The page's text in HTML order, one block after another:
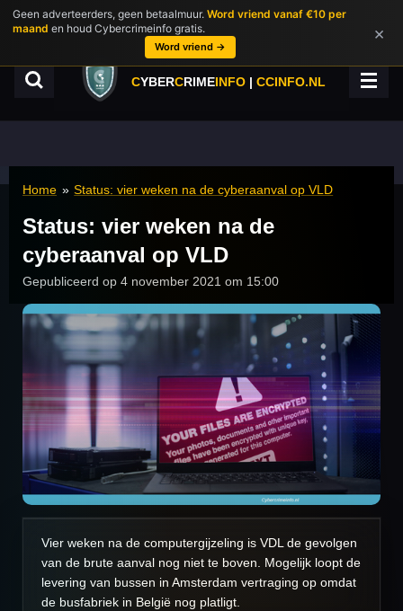
Geen adverteerders, geen betaalmuur. Word vriend vanaf €10 per
maand en houd Cybercrimeinfo gratis.
Word vriend →
×
Ga
direct
hoofdinhoud
CYBERCRIMEINFO | CCINFO.NL
Home » Status: vier weken na de cyberaanval op VLD
Status: vier weken na de
cyberaanval op VLD
Gepubliceerd op 4 november 2021 om 15:00
Vier weken na de computergijzeling is VDL de gevolgen
van de brute aanval nog niet te boven. Mogelijk loopt de
levering van bussen in Amsterdam vertraging op omdat
de busfabriek in België nog platligt.